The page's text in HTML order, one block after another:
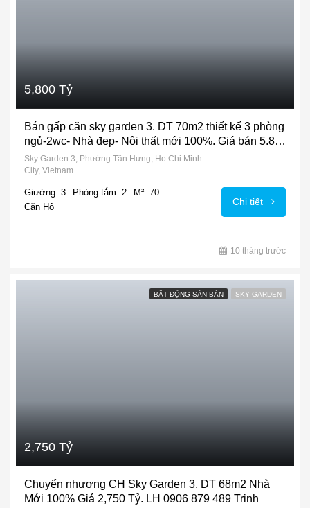
5,800 Tỷ
Bán gấp căn sky garden 3. DT 70m2 thiết kế 3 phòng
ngủ-2wc- Nhà đẹp- Nội thất mới 100%. Giá bán 5.8
Tỷ
Sky Garden 3, Phường Tân Hưng, Ho Chi Minh
City, Vietnam
Giường: 3 Phòng tắm: 2
M²: 70
Căn Hộ
Chi tiết
10 tháng trước
BẤT ĐỘNG SẢN BÁN SKY GARDEN
2,750 Tỷ
Chuyển nhượng CH Sky Garden 3. DT 68m2 Nhà
Mới 100% Giá 2,750 Tỷ. LH 0906 879 489 Trinh